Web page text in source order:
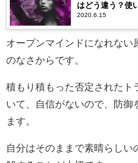
はどう違う？使
2020.6.15
オープンマインドになれない
のなさからです。
積もり積もった否定されたト
いて、自信がないので、防御
ます。
自分はそのままで素晴らしい